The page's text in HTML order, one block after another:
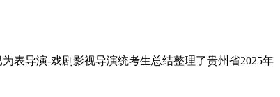
表导演-戏剧影视导演统考生总结整理了贵州省2025年